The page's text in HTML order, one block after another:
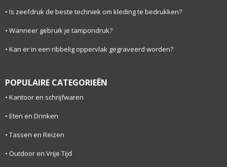
Is zeefdruk de beste techniek om kleding te bedrukken?
Wanneer gebruik je tampondruk?
Kan er in een ribbelig oppervlak gegraveerd worden?
POPULAIRE CATEGORIEËN
Kantoor en schrijfwaren
Eten en Drinken
Tassen en Reizen
Outdoor en Vrije Tijd